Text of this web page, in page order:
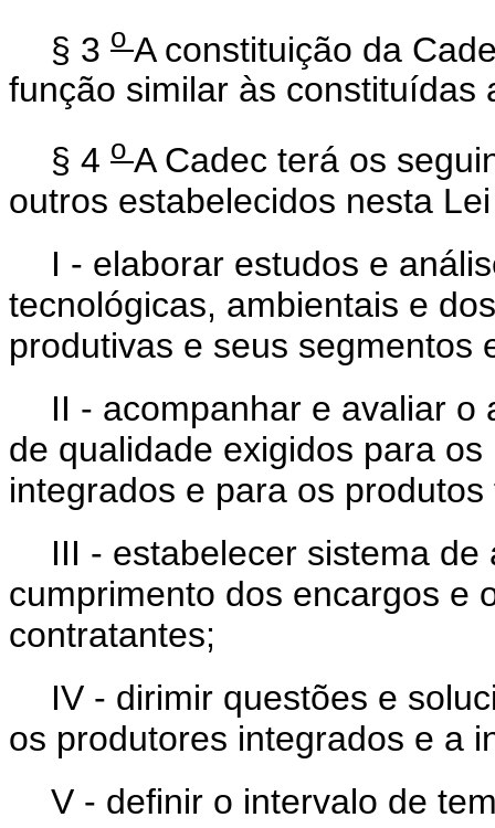
§ 3 o A constituição da
função similar às constituídas
§ 4 o A Cadec terá os
outros estabelecidos nesta
I - elaborar estudos e
tecnológicas, ambientais e
produtivas e seus segmentos
II - acompanhar e avaliar
de qualidade exigidos para
integrados e para os
III - estabelecer sistema
cumprimento dos encargos e
contratantes;
IV - dirimir questões e
os produtores integrados e a
V - definir o intervalo de